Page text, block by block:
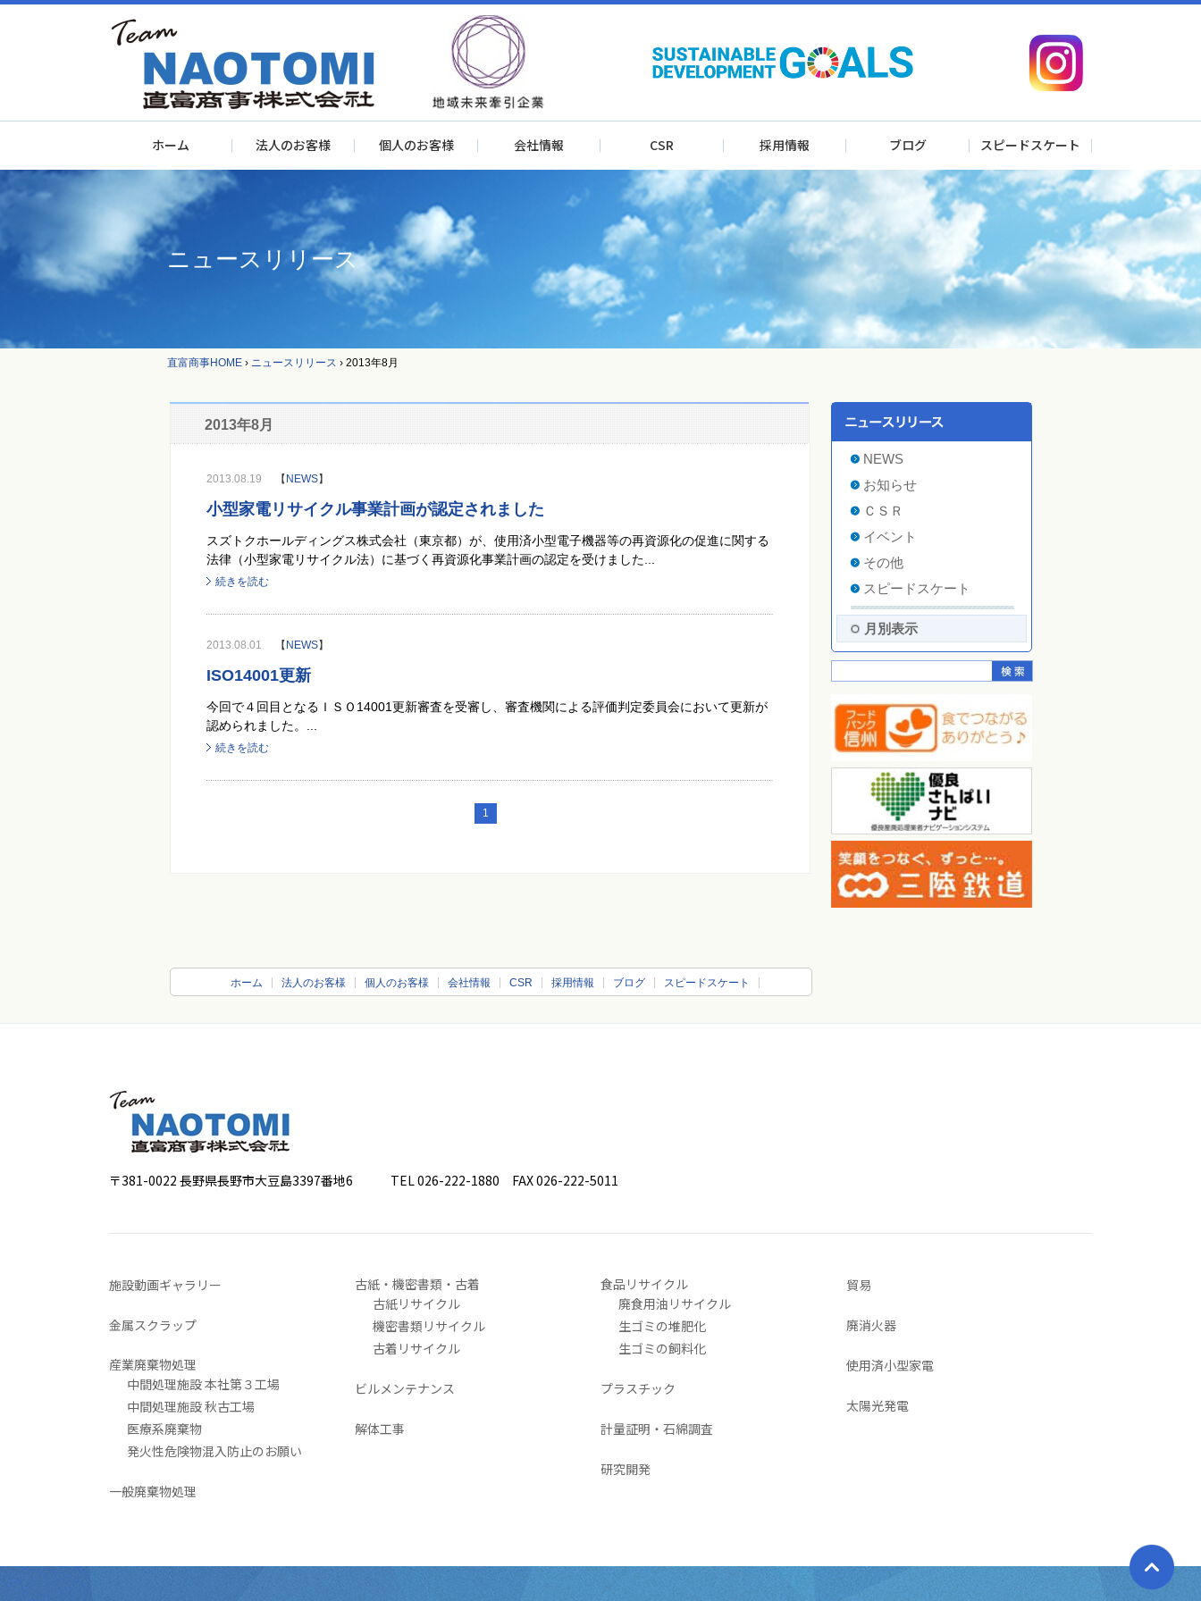
ホーム 法人のお客様 個人のお客様 会社情報 CSR 採用情報 ブログ スピードスケート
ニュースリリース
直富商事HOME › ニュースリリース › 2013年8月
2013年8月
2013.08.19 【 NEWS】
小型家電リサイクル事業計画が認定されました
スズトクホールディングス株式会社（東京都）が、使用済小型電子機器等の再資源化の促進に関する
法律（小型家電リサイクル法）に基づく再資源化事業計画の認定を受けました...
続きを読む
2013.08.01 【 NEWS】
ISO14001更新
今回で４回目となるＩＳＯ14001更新審査を受審し、審査機関による評価判定委員会において更新が
認められました。...
続きを読む
1
NEWS
お知らせ
ＣＳＲ
イベント
その他
スピードスケート
月別表示
ホーム 法人のお客様 個人のお客様 会社情報 CSR 採用情報 ブログ スピードスケート
〒381-0022 長野県長野市大豆島3397番地6 TEL 026-222-1880 FAX 026-222-5011
施設動画ギャラリー
金属スクラップ
産業廃棄物処理
中間処理施設 本社第３工場
中間処理施設 秋古工場
医療系廃棄物
発火性危険物混入防止のお願い
一般廃棄物処理
古紙・機密書類・古着
古紙リサイクル
機密書類リサイクル
古着リサイクル
ビルメンテナンス
解体工事
食品リサイクル
廃食用油リサイクル
生ゴミの堆肥化
生ゴミの飼料化
プラスチック
計量証明・石綿調査
研究開発
貿易
廃消火器
使用済小型家電
太陽光発電